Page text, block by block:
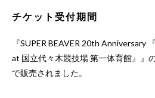
チケット受付期間
『SUPER BEAVER 20th Anniversary
at 国立代々木競技場 第一体育館』』
で販売されました。